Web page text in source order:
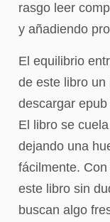
rasgo leer
y añadiendo
El equilibrio
de este libro
descargar
El libro se
dejando una
fácilmente.
este libro sin
buscan algo